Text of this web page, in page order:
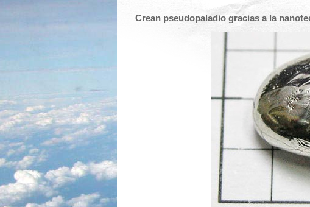
Crean pseudopaladio gracias a la